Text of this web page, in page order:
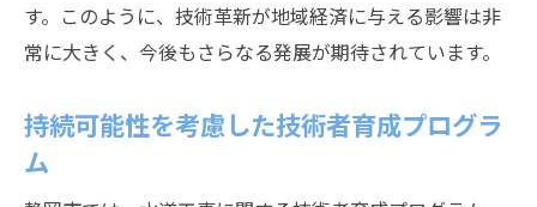
す。このように、技術革新が地域経済に与える影響は非
常に大きく、今後もさらなる発展が期待されています。
持続可能性を考慮した技術者育成プログラ
ム